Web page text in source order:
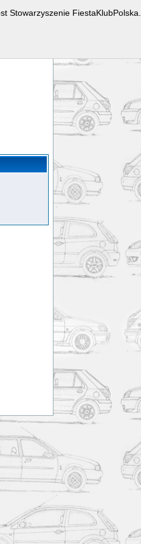
Stowarzyszenie FiestaKlubPolska.